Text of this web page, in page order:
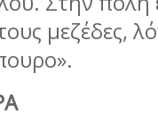
μεζέδες,